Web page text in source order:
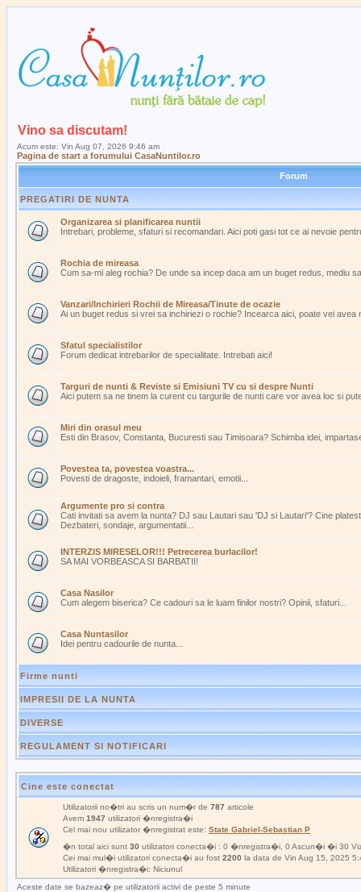
Vino sa discutam!
Acum este: Vin Aug 07, 2026 9:46 am
Pagina de start a forumului CasaNuntilor.ro
Forum
PREGATIRI DE NUNTA
Organizarea si planificarea nuntii
Intrebari, probleme, sfaturi si recomandari. Aici poti gasi tot ce ai nevoie
Rochia de mireasa
Cum sa-mi aleg rochia? De unde sa incep daca am un buget redus, mediu
Vanzari/Inchirieri Rochii de Mireasa/Tinute de ocazie
Ai un buget redus si vrei sa inchiriezi o rochie? Incearca aici, poate vei avea
Sfatul specialistilor
Forum dedicat intrebarilor de specialitate. Intrebati aici!
Targuri de nunti & Reviste si Emisiuni TV cu si despre Nunti
Aici putem sa ne tinem la curent cu targurile de nunti care vor avea loc si
Miri din orasul meu
Esti din Brasov, Constanta, Bucuresti sau Timisoara? Schimba idei,
Povestea ta, povestea voastra...
Povesti de dragoste, indoieli, framantari, emotii...
Argumente pro si contra
Cati invitati sa avem la nunta? DJ sau Lautari sau 'DJ si Lautari'? Cine
Dezbateri, sondaje, argumentatii...
INTERZIS MIRESELOR!!! Petrecerea burlacilor!
SA MAI VORBEASCA SI BARBATII!
Casa Nasilor
Cum alegem biserica? Ce cadouri sa le luam finilor nostri? Opinii, sfaturi...
Casa Nuntasilor
Idei pentru cadourile de nunta...
Firme nunti
IMPRESII DE LA NUNTA
DIVERSE
REGULAMENT SI NOTIFICARI
Cine este conectat
Utilizatorii no�tri au scris un num�r de 787 articole
Avem 1947 utilizatori �nregistra�i
Cel mai nou utilizator �nregistrat este: State Gabriel-Sebastian P
�n total aici sunt 30 utilizatori conecta�i : 0 �nregistra�i, 0 Ascun�i �i 30
Cei mai mul�i utilizatori conecta�i au fost 2200 la data de Vin Aug 15, 2025
Utilizatori �nregistra�i: Niciunul
Aceste date se bazeaz� pe utilizatorii activi de peste 5 minute